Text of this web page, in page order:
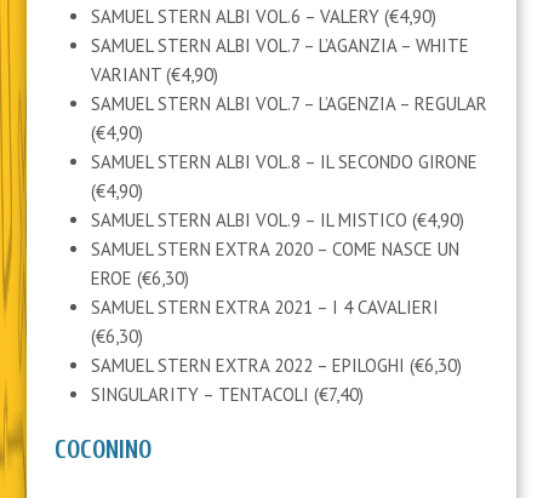
SAMUEL STERN ALBI VOL.6 – VALERY (€4,90)
SAMUEL STERN ALBI VOL.7 – L’AGANZIA – WHITE
VARIANT (€4,90)
SAMUEL STERN ALBI VOL.7 – L’AGENZIA – REGULAR
(€4,90)
SAMUEL STERN ALBI VOL.8 – IL SECONDO GIRONE
(€4,90)
SAMUEL STERN ALBI VOL.9 – IL MISTICO (€4,90)
SAMUEL STERN EXTRA 2020 – COME NASCE UN
EROE (€6,30)
SAMUEL STERN EXTRA 2021 – I 4 CAVALIERI
(€6,30)
SAMUEL STERN EXTRA 2022 – EPILOGHI (€6,30)
SINGULARITY – TENTACOLI (€7,40)
COCONINO